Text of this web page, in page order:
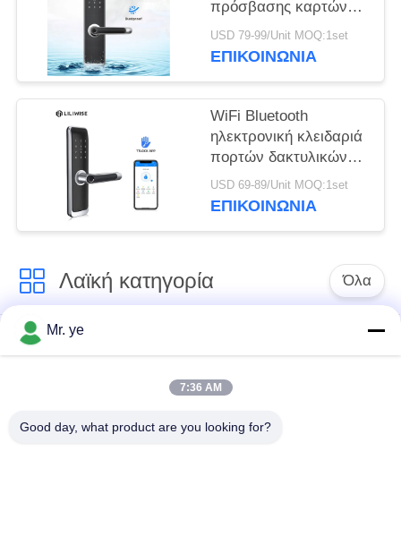
πρόσβασης καρτών
ασφάλειας MF1
αδιάβροχη
USD 79-99/Unit MOQ:1set
ΕΠΙΚΟΙΝΩΝΊΑ
WiFi Bluetooth
ηλεκτρονική κλειδαριά
πορτών δακτυλικών
αποτυπωμάτων
ψηφιακή ευφυής για
USD 69-89/Unit MOQ:1set
ΕΠΙΚΟΙΝΩΝΊΑ
Λαϊκή κατηγορία Όλα
Ηλεκτρονικές
αποτυπωμάτων
κλείδωμα θυρών
Κλειδαριά πορτών
Mr. ye
7:36 AM
Good day, what product are you looking for?